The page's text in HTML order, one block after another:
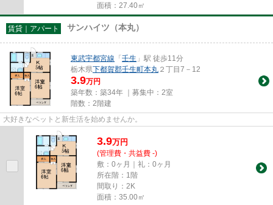
面積：27.40㎡
賃貸｜アパート サンハイツ（本丸）
東武宇都宮線 「壬生 」駅 徒歩11分
栃木県下都賀郡壬生町本丸 ２丁目7－12
3.9万円
築年数：築34年 ｜募集中： 2室
階数：2階建
大好きなペットと新生活を始めませんか。
3.9万円
(管理費・共益費 -)
敷：0ヶ月｜礼：0ヶ月
所在階：1階
間取り：2K
面積：35.00㎡